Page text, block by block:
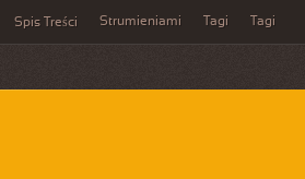
Spis Treści Strumieniami Tagi Tagi